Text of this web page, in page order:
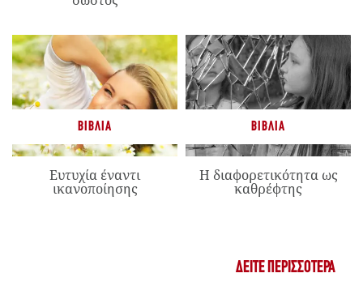
ΒΙΒΛΊΑ
Ευτυχία έναντι
ικανοποίησης
ΒΙΒΛΊΑ
Η διαφορετικότητα ως
καθρέφτης
ΔΕΊΤΕ ΠΕΡΙΣΣΌΤΕΡΑ